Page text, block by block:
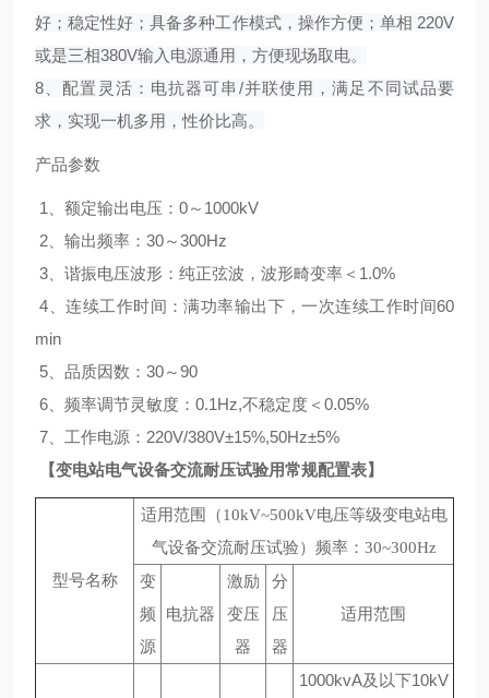
好；稳定性好；具备多种工作模式，操作方便；单相 220V
或是三相380V输入电源通用，方便现场取电。
8、配置灵活：电抗器可串/并联使用，满足不同试品要
求，实现一机多用，性价比高。
产品参数
1、额定输出电压：0～1000kV
2、输出频率：30～300Hz
3、谐振电压波形：纯正弦波，波形畸变率＜1.0%
4、连续工作时间：满功率输出下，一次连续工作时间60
min
5、品质因数：30～90
6、频率调节灵敏度：0.1Hz,不稳定度＜0.05%
7、工作电源：220V/380V±15%,50Hz±5%
【变电站电气设备交流耐压试验用常规配置表】
型号名称
适用范围（10kV~500kV电压等级变电站电
气设备交流耐压试验）频率：30~300Hz
变
频
源
电抗器
激励
变压
器
分
压
器
适用范围
1000kvA及以下10kV